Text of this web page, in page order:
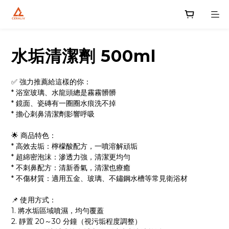
水垢清潔劑 500ml
✅ 強力推薦給這樣的你：
* 浴室玻璃、水龍頭總是霧霧髒髒
* 鏡面、瓷磚有一圈圈水痕洗不掉
* 擔心刺鼻清潔劑影響呼吸
🌟 商品特色：
* 高效去垢：檸檬酸配方，一噴溶解頑垢
* 超綿密泡沫：滲透力強，清潔更均勻
* 不刺鼻配方：清新香氣，清潔也療癒
* 不傷材質：適用五金、玻璃、不鏽鋼水槽等常見衛浴材
📌 使用方式：
1. 將水垢區域噴濕，均勻覆蓋
2. 靜置 20～30 分鐘（視污垢程度調整）